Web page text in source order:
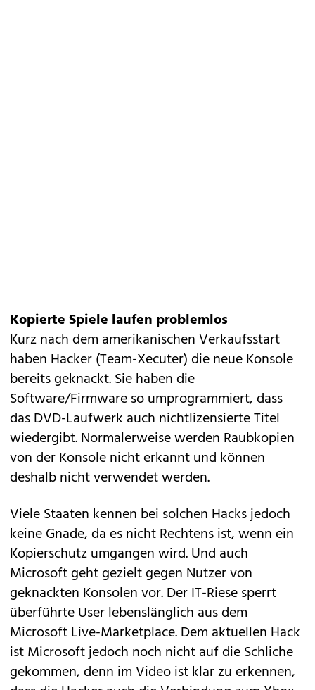
Kopierte Spiele laufen problemlos
Kurz nach dem amerikanischen Verkaufsstart
haben Hacker (Team-Xecuter) die neue Konsole
bereits geknackt. Sie haben die
Software/Firmware so umprogrammiert, dass
das DVD-Laufwerk auch nichtlizensierte Titel
wiedergibt. Normalerweise werden Raubkopien
von der Konsole nicht erkannt und können
deshalb nicht verwendet werden.
Viele Staaten kennen bei solchen Hacks jedoch
keine Gnade, da es nicht Rechtens ist, wenn ein
Kopierschutz umgangen wird. Und auch
Microsoft geht gezielt gegen Nutzer von
geknackten Konsolen vor. Der IT-Riese sperrt
überführte User lebenslänglich aus dem
Microsoft Live-Marketplace. Dem aktuellen Hack
ist Microsoft jedoch noch nicht auf die Schliche
gekommen, denn im Video ist klar zu erkennen,